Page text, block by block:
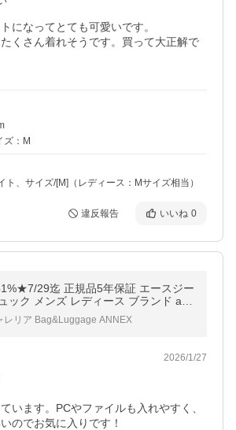
になってとても可愛いです。
くさん着れそうです。買って大正解で
ズ：M
ト、サイズ/[M]（レディース：Mサイズ相当）
違反報告 いいね 0
29迄 正規品5年保証 エースジー
ック メンズ レディース ブランド ac
通勤 出張 2層 撥水 PC A4 14L ガジ
ルWR2 68662
レリア Bag&Luggage ANNEX
2026/1/27
います。PCやファイルも入れやすく、
のでお気に入りです！